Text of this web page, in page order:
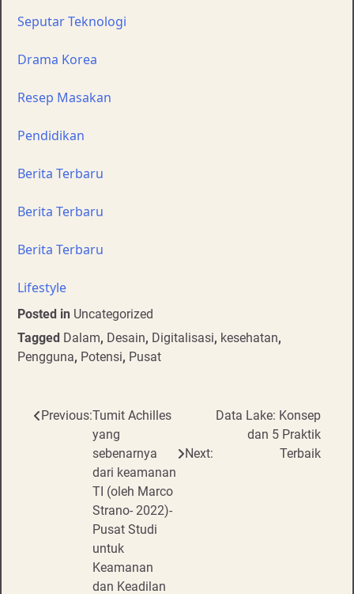
Seputar Teknologi
Drama Korea
Resep Masakan
Pendidikan
Berita Terbaru
Berita Terbaru
Berita Terbaru
Lifestyle
Posted in Uncategorized
Tagged Dalam, Desain, Digitalisasi, kesehatan,
Pengguna, Potensi, Pusat
Post
navigation
Previous:Tumit Achilles
yang
sebenarnya
dari keamanan
TI (oleh Marco
Strano- 2022)-
Pusat Studi
untuk
Keamanan
dan Keadilan
Next:
Data Lake: Konsep
dan 5 Praktik
Terbaik